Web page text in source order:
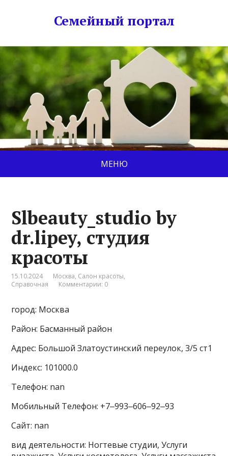
Семейный портал
МЕНЮ
Slbeauty_studio by
dr.lipey, студия
красоты
15.10.2024 Москва, Салон красоты,
Справочная
Комментарии: 0
город: Москва
Район: Басманный район
Адрес: Большой Златоустинский переулок, 3/5 ст1
Индекс: 101000.0
Телефон: nan
Мобильный Телефон: +7‒993‒606‒92‒93
Сайт: nan
вид деятельности: Ногтевые студии, Услуги